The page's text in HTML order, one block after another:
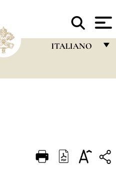
ITALIANO
DEUTSCH